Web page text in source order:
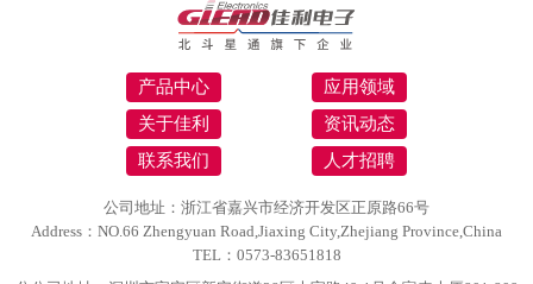
产品中心
应用领域
关于佳利
资讯动态
联系我们
人才招聘
公司地址：浙江省嘉兴市经济开发区正原路66号
Address：NO.66 Zhengyuan Road,Jiaxing City,Zhejiang Province,China
TEL：0573-83651818